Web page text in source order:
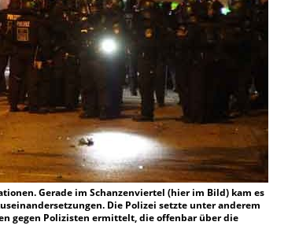
Gerade im Schanzenviertel (hier im Bild) kam es
Die Polizei setzte unter anderem
gegen Polizisten ermittelt, die offenbar über die